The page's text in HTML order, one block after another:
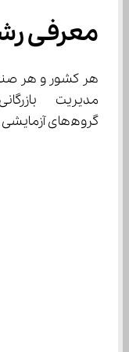
معرفی
گرو‌ه‌های آزمایشی علوم تجربی، علوم انسانی و ریاضی – فیزیک می‌توانند این رشته را برای تحصیل در دانشگاه انتخاب کنند.